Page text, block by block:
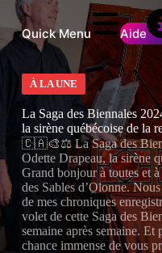
Quick Menu Aide
À LA UNE
La Saga des Biennales
la sirène québécoise de la
🇨🇦🎨⚖️ La Saga des
Odette Drapeau, la sirène
Grand bonjour à toutes et
des Sables d’Olonne.
de mes chroniques
volet de cette Saga des
semaine après semaine. Et
chance immense de vous